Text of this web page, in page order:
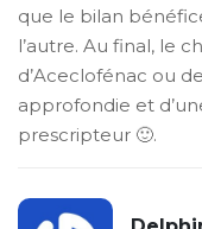
que le bilan
l’autre. Au final, le
d’Aceclofénac ou
approfondie et
prescripteur 🙂.